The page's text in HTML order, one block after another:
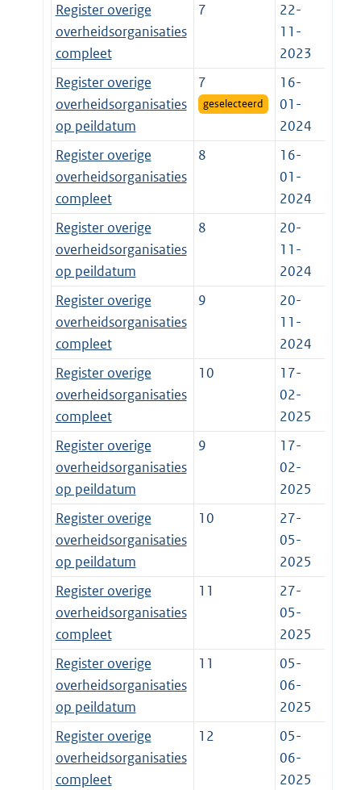
Register overige
overheidsorganisaties
compleet
7
22-
11-
2023
Register overige
overheidsorganisaties
op peildatum
7
geselecteerd
16-
01-
2024
Register overige
overheidsorganisaties
compleet
8
16-
01-
2024
Register overige
overheidsorganisaties
op peildatum
8
20-
11-
2024
Register overige
overheidsorganisaties
compleet
9
20-
11-
2024
Register overige
overheidsorganisaties
compleet
10
17-
02-
2025
Register overige
overheidsorganisaties
op peildatum
9
17-
02-
2025
Register overige
overheidsorganisaties
op peildatum
10
27-
05-
2025
Register overige
overheidsorganisaties
compleet
11
27-
05-
2025
Register overige
overheidsorganisaties
op peildatum
11
05-
06-
2025
Register overige
overheidsorganisaties
compleet
12
05-
06-
2025